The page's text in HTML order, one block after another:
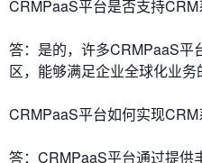
CRMPaaS平台是否支持CRM
答：是的，许多CRMPaaS平
区，能够满足企业全球化业务
CRMPaaS平台如何实现CRM
答：CRMPaaS平台通过提供